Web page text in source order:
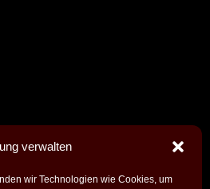
verwalten
wir Technologien wie Cookies, um